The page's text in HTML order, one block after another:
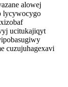
alowej
lycywocygo
ucitukajiqyt
cuzujuhagexavi